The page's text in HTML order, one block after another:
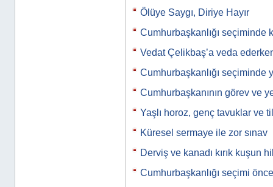
Ölüye Saygı, Diriye Hayır
Cumhurbaşkanlığı seçiminde
Vedat Çelikbaş’a veda
Cumhurbaşkanlığı seçiminde
Cumhurbaşkanının görev ve
Yaşlı horoz, genç tavuklar ve
Küresel sermaye ile zor sınav
Derviş ve kanadı kırık kuşun
Cumhurbaşkanlığı seçimi